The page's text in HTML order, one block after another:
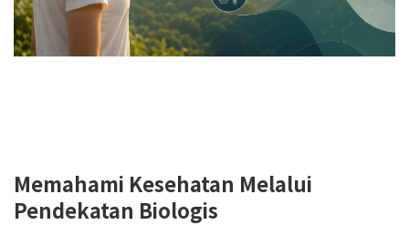
Memahami Kesehatan Melalui
Pendekatan Biologis